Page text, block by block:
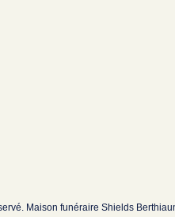
Maison funéraire Shields